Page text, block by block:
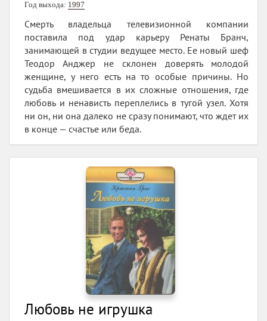
Год выхода: 1997
Смерть владельца телевизионной компании
поставила под удар карьеру Ренаты Бранч,
занимающей в студии ведущее место. Ее новый шеф
Теодор Анджер не склонен доверять молодой
женщине, у него есть на то особые причины. Но
судьба вмешивается в их сложные отношения, где
любовь и ненависть переплелись в тугой узел. Хотя
ни он, ни она далеко не сразу понимают, что ждет их
в конце — счастье или беда.
Любовь не игрушка